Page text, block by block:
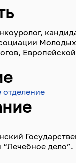
отделение
“Лечебное дело”.